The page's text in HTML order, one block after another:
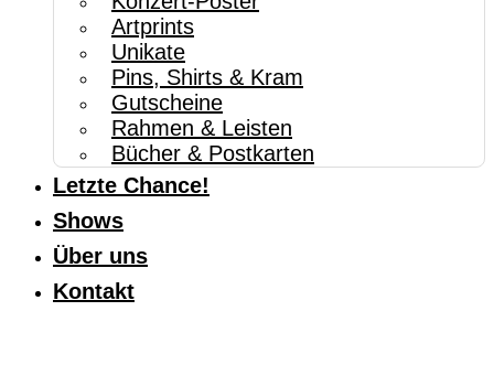
Artprints
Unikate
Pins, Shirts & Kram
Gutscheine
Rahmen & Leisten
Bücher & Postkarten
Letzte Chance!
Shows
Über uns
Kontakt